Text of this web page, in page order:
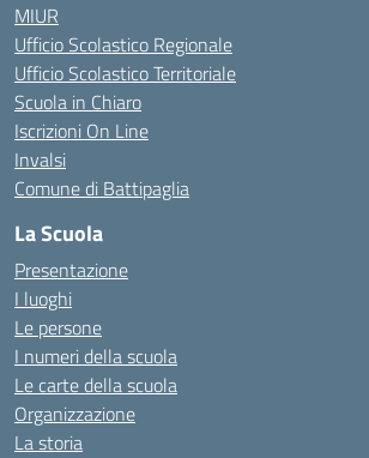
MIUR
Ufficio Scolastico Regionale
Ufficio Scolastico Territoriale
Scuola in Chiaro
Iscrizioni On Line
Invalsi
Comune di Battipaglia
La Scuola
Presentazione
I luoghi
Le persone
I numeri della scuola
Le carte della scuola
Organizzazione
La storia